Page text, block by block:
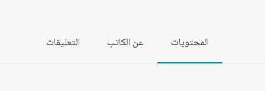
المحتويات عن الكاتب التعليقات